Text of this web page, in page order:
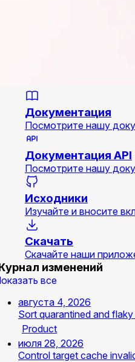
Документация
Посмотрите нашу
Документация API
Посмотрите нашу
Исходники
Изучайте и вносите
Скачать
Скачайте наши
изменений
все
августа 4, 2026
Sort quarantined and
Product
июля 28, 2026
Control target cache